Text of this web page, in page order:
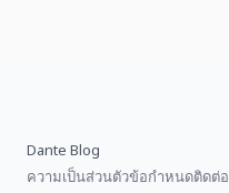
Dante Blog
ความเป็นส่วนตัวข้อกำหนดติดต่อ